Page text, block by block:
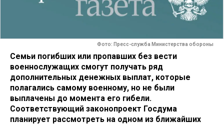
Фото: Пресс-служба Министерства обороны
Семьи погибших или пропавших без вести
военнослужащих смогут получать ряд
дополнительных денежных выплат, которые
полагались самому военному, но не были
выплачены до момента его гибели.
Соответствующий законопроект Госдума
планирует рассмотреть на одном из ближайших